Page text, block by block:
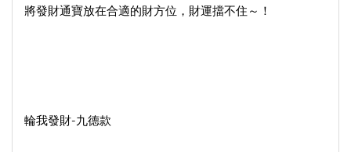
將發財通寶放在合適的財方位，財運擋不住～！
輪我發財-九德款